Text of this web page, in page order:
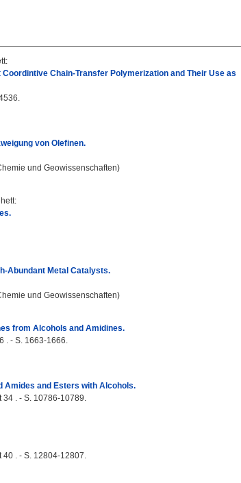
:
Chain-Transfer Polymerization and Their Use as
von Olefinen.
und Geowissenschaften)
:
Abundant Metal Catalysts.
und Geowissenschaften)
from Alcohols and Amidines.
. - S. 1663-1666.
Amides and Esters with Alcohols.
34 . - S. 10786-10789.
40 . - S. 12804-12807.